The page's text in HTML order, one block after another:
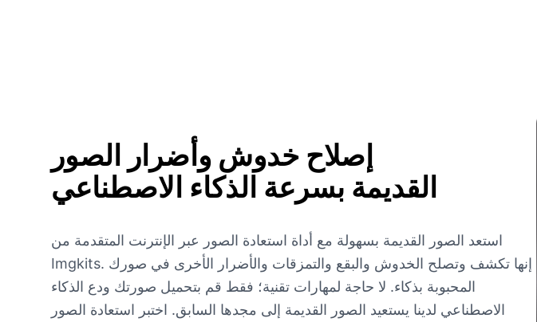
إصلاح خدوش وأضرار الصور
القديمة بسرعة الذكاء الاصطناعي
استعد الصور القديمة بسهولة مع أداة استعادة الصور عبر الإنترنت المتقدمة من
Imgkits. إنها تكشف وتصلح الخدوش والبقع والتمزقات والأضرار الأخرى في صورك
المحبوبة بذكاء. لا حاجة لمهارات تقنية؛ فقط قم بتحميل صورتك ودع الذكاء
الاصطناعي لدينا يستعيد الصور القديمة إلى مجدها السابق. اختبر استعادة الصور